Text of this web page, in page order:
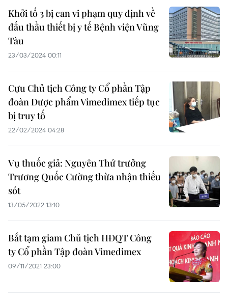
Khởi tố 3 bị can vi phạm quy định về
đấu thầu thiết bị y tế Bệnh viện Vũng
Tàu
23/03/2024 00:11
Cựu Chủ tịch Công ty Cổ phần Tập
đoàn Dược phẩm Vimedimex tiếp tục
bị truy tố
22/02/2024 04:28
Vụ thuốc giả: Nguyên Thứ trưởng
Trương Quốc Cường thừa nhận thiếu
sót
13/05/2022 13:10
Bắt tạm giam Chủ tịch HĐQT Công
ty Cổ phần Tập đoàn Vimedimex
09/11/2021 23:00